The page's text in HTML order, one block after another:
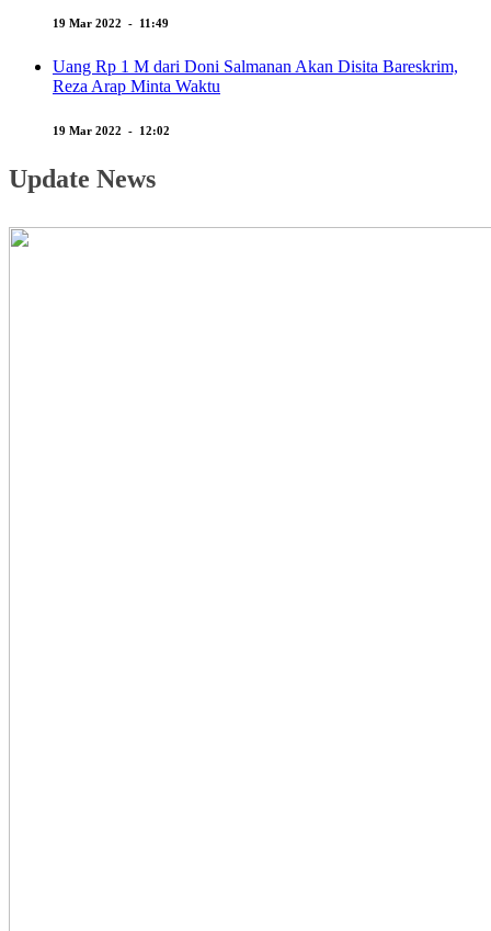
19 Mar 2022 - 11:49
Uang Rp 1 M dari Doni Salmanan Akan Disita Bareskrim,
Reza Arap Minta Waktu
19 Mar 2022 - 12:02
Update News